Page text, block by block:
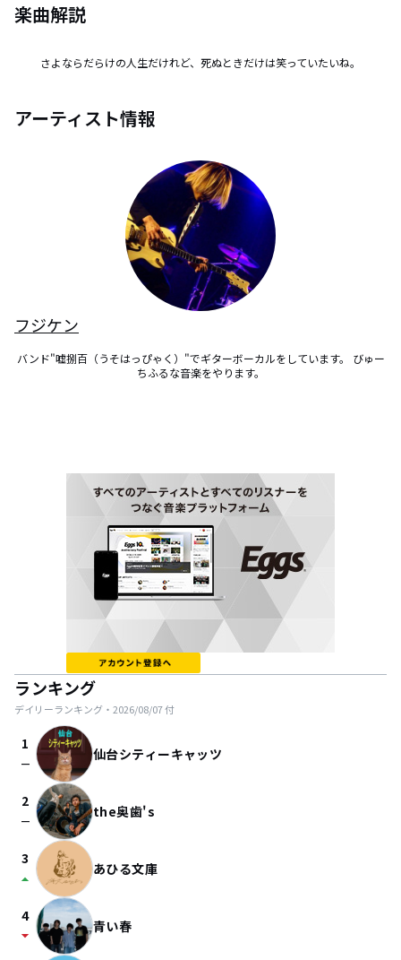
楽曲解説
さよならだらけの人生だけれど、死ぬときだけは笑っていたいね。
アーティスト情報
フジケン
バンド"嘘捌百（うそはっぴゃく）"でギターボーカルをしています。 びゅー
ちふるな音楽をやります。
ランキング
デイリーランキング・ 2026/08/07付
1
check_indeterminate_small 仙台シティーキャッツ
2
check_indeterminate_small the奥歯's
3
arrow_drop_up あひる文庫
4
arrow_drop_down 青い春